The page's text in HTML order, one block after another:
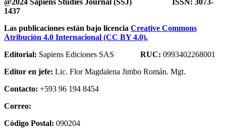
@2024 Sapiens Studies Journal (SSJ) ISSN: 3073-
1437
Las publicaciones están bajo licencia Creative Commons
Atribución 4.0 Internacional (CC BY 4.0).
Editorial: Sapiens Ediciones SAS RUC: 0993402268001
Editor en jefe: Lic. Flor Magdalena Jimbo Román. Mgt.
Contacto: +593 96 194 8454
Correo:
Código Postal: 090204